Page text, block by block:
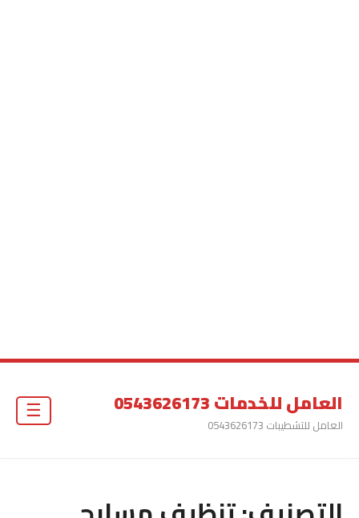
العامل للخدمات 0543626173
العامل للتشطيبات 0543626173